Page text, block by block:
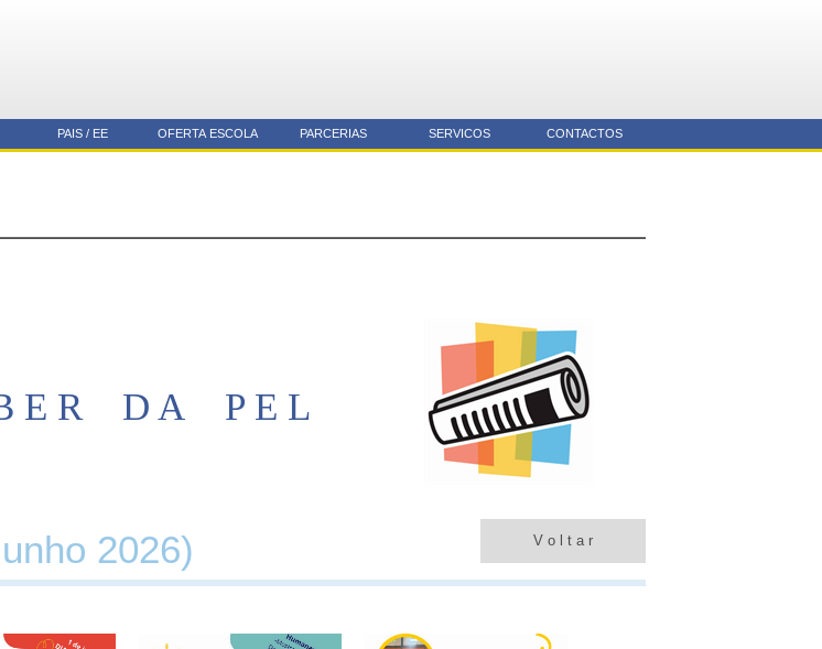
V o l t a r
E R D A P E L
2026)
PAIS / EE OFERTA ESCOLA PARCERIAS SERVICOS CONTACTOS